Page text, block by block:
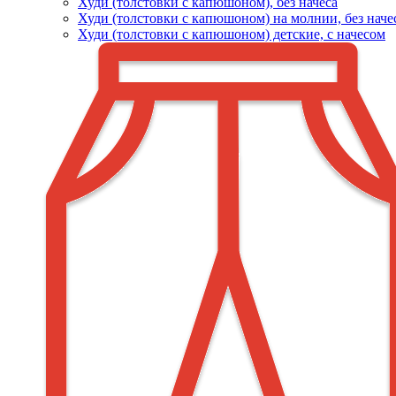
Худи (толстовки с капюшоном) на молнии, без
Худи (толстовки c капюшоном) детские, с начесом